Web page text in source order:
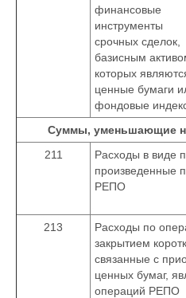
финансовые
инструменты
срочных сделок,
базисным
которых
ценные бумаги
фондовые
Суммы, уменьшающие
211
Расходы в виде
произведенные
РЕПО
213
Расходы по
закрытием
связанные с
ценных бумаг,
операций РЕПО